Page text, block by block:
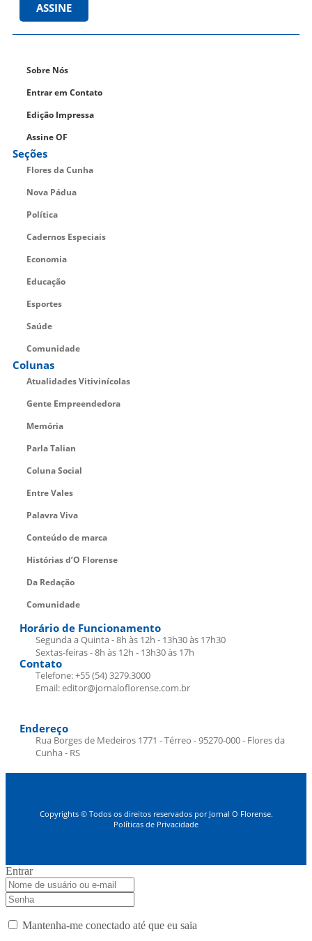
ASSINE
Sobre Nós
Entrar em Contato
Edição Impressa
Assine OF
Seções
Flores da Cunha
Nova Pádua
Política
Cadernos Especiais
Economia
Educação
Esportes
Saúde
Comunidade
Colunas
Atualidades Vitivinícolas
Gente Empreendedora
Memória
Parla Talian
Coluna Social
Entre Vales
Palavra Viva
Conteúdo de marca
Histórias d’O Florense
Da Redação
Comunidade
Horário de Funcionamento
Segunda a Quinta - 8h às 12h - 13h30 às 17h30
Sextas-feiras - 8h às 12h - 13h30 às 17h
Contato
Telefone: +55 (54) 3279.3000
Email: editor@jornaloflorense.com.br
Endereço
Rua Borges de Medeiros 1771 - Térreo - 95270-000 - Flores da
Cunha - RS
Copyrights © Todos os direitos reservados por Jornal O Florense.
Políticas de Privacidade
Entrar
Mantenha-me conectado até que eu saia